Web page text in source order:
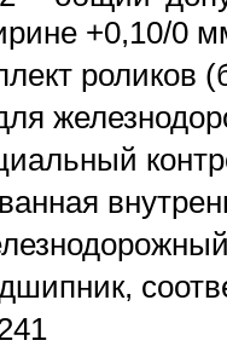
+0,10/0
роликов